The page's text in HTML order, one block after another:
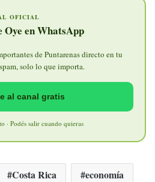
OFICIAL
Oye en WhatsApp
de Puntarenas directo en tu
solo lo que importa.
al canal gratis
· Podés salir cuando quieras
Costa Rica economía